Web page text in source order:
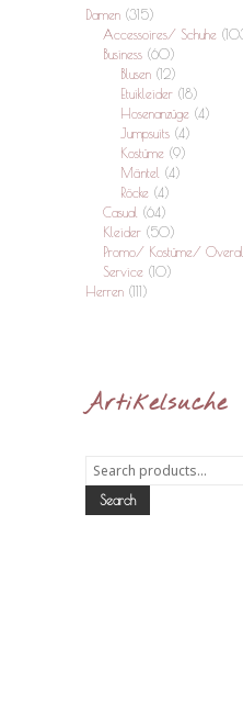
Damen (315)
Accessoires/ Schuhe
Business (60)
Blusen (12)
Etuikleider (18)
Hosenanzüge (4)
Jumpsuits (4)
Kostüme (9)
Mäntel (4)
Röcke (4)
Casual (64)
Kleider (50)
Promo/ Kostüme/
Service (10)
Herren (111)
Artikelsuche
Search
for:
Search